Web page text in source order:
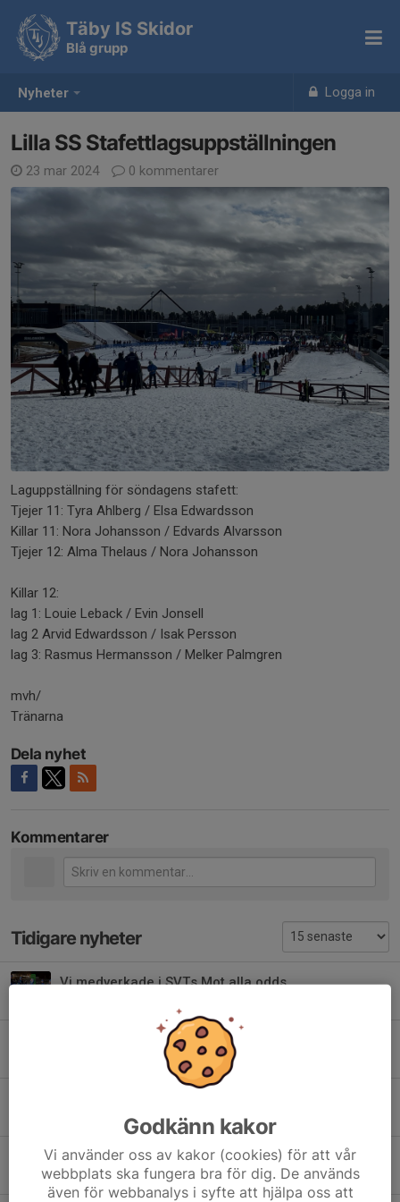
Nyheter Logga in
Täby IS Skidor
Blå grupp
Lilla SS Stafettlagsuppställningen
23 mar 2024 0 kommentarer
Laguppställning för söndagens stafett:
Tjejer 11: Tyra Ahlberg / Elsa Edwardsson
Killar 11: Nora Johansson / Edvards Alvarsson
Tjejer 12: Alma Thelaus / Nora Johansson
Killar 12:
lag 1: Louie Leback / Evin Jonsell
lag 2 Arvid Edwardsson / Isak Persson
lag 3: Rasmus Hermansson / Melker Palmgren
mvh/
Tränarna
Dela nyhet
Kommentarer
Tidigare nyheter
Vi medverkade i SVTs Mot alla odds
Lilla Skidspelen i Falun
19 dec 2024 0
Spårboden bemanning Blå grupp
17 dec 2024 0
Godkänn kakor
Vi använder oss av kakor (cookies) för att vår
webbplats ska fungera bra för dig. De används
även för webbanalys i syfte att hjälpa oss att